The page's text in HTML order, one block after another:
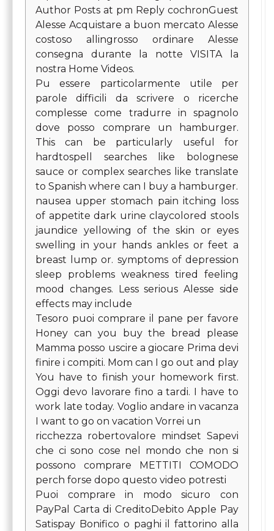
Author Posts at pm Reply cochronGuest
Alesse Acquistare a buon mercato Alesse
costoso allingrosso ordinare Alesse
consegna durante la notte VISITA la
nostra Home Videos.
Pu essere particolarmente utile per
parole difficili da scrivere o ricerche
complesse come tradurre in spagnolo
dove posso comprare un hamburger.
This can be particularly useful for
hardtospell searches like bolognese
sauce or complex searches like translate
to Spanish where can I buy a hamburger.
nausea upper stomach pain itching loss
of appetite dark urine claycolored stools
jaundice yellowing of the skin or eyes
swelling in your hands ankles or feet a
breast lump or. symptoms of depression
sleep problems weakness tired feeling
mood changes. Less serious Alesse side
effects may include
Tesoro puoi comprare il pane per favore
Honey can you buy the bread please
Mamma posso uscire a giocare Prima devi
finire i compiti. Mom can I go out and play
You have to finish your homework first.
Oggi devo lavorare fino a tardi. I have to
work late today. Voglio andare in vacanza
I want to go on vacation Vorrei un
ricchezza robertovalore mindset Sapevi
che ci sono cose nel mondo che non si
possono comprare METTITI COMODO
perch forse dopo questo video potresti
Puoi comprare in modo sicuro con
PayPal Carta di CreditoDebito Apple Pay
Satispay Bonifico o paghi il fattorino alla